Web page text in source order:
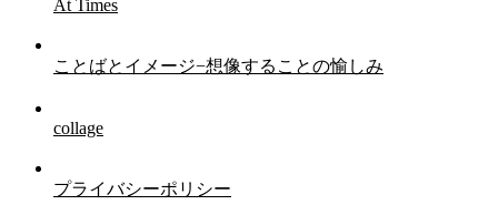
At Times
ことばとイメージ−想像することの愉しみ
collage
プライバシーポリシー